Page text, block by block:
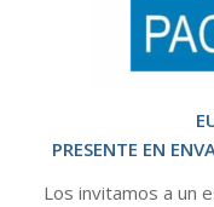
PRESENTE EN
Los invitamos a un